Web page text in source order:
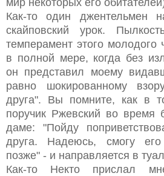
Как-то один джентельмен
скайповский урок.
темперамент этого молодого
в полной мере, когда без
он представил моему
равно шокированному
друга". Вы помните, как в
поручик Ржевский во время
даме: "Пойду
друга. Надеюсь, смогу
позже" - и направляется в
Как-то Некто прислал